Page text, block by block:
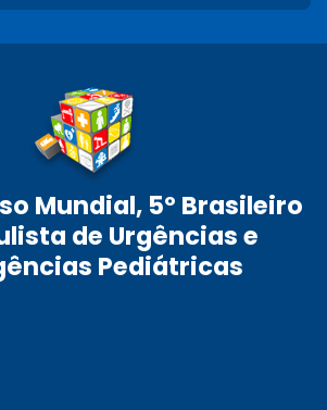
Mundial, 5º Brasileiro
de Urgências e
Pediátricas